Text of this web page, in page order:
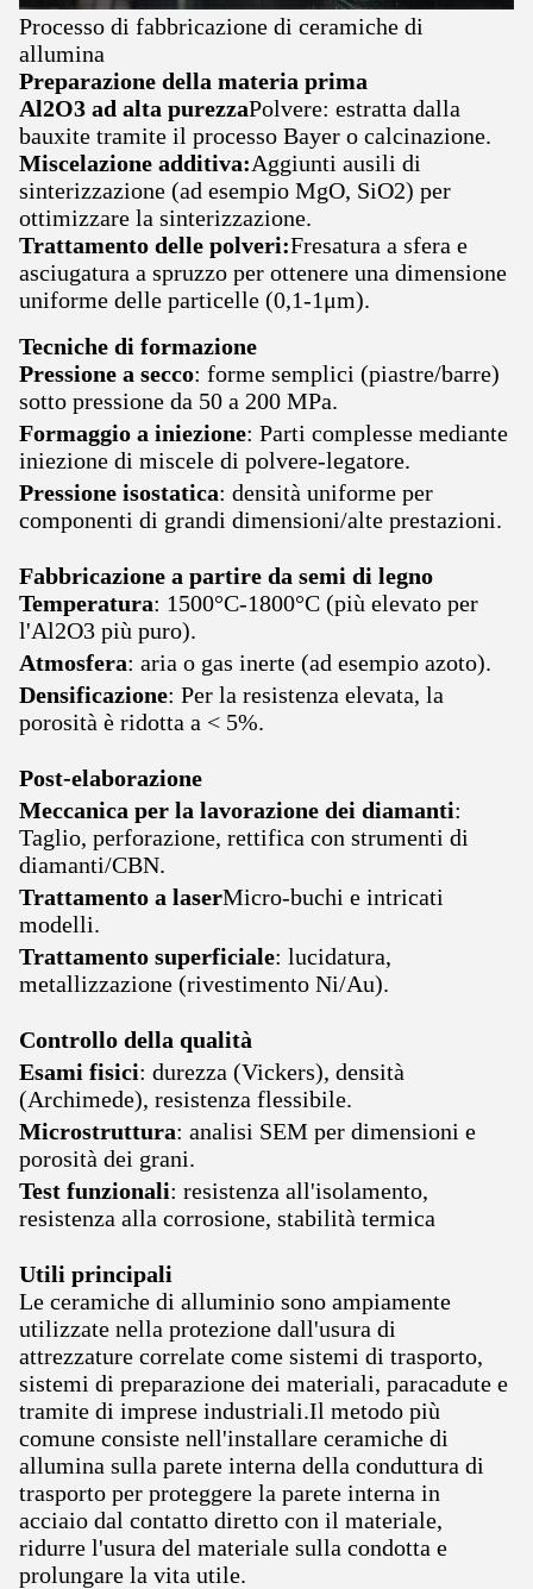
Processo di fabbricazione di ceramiche di
allumina
Preparazione della materia prima
Al2O3 ad alta purezzaPolvere: estratta dalla
bauxite tramite il processo Bayer o calcinazione.
Miscelazione additiva:Aggiunti ausili di
sinterizzazione (ad esempio MgO, SiO2) per
ottimizzare la sinterizzazione.
Trattamento delle polveri:Fresatura a sfera e
asciugatura a spruzzo per ottenere una dimensione
uniforme delle particelle (0,1-1μm).
Tecniche di formazione
Pressione a secco: forme semplici (piastre/barre)
sotto pressione da 50 a 200 MPa.
Formaggio a iniezione: Parti complesse mediante
iniezione di miscele di polvere-legatore.
Pressione isostatica: densità uniforme per
componenti di grandi dimensioni/alte prestazioni.
Fabbricazione a partire da semi di legno
Temperatura: 1500°C-1800°C (più elevato per
l'Al2O3 più puro).
Atmosfera: aria o gas inerte (ad esempio azoto).
Densificazione: Per la resistenza elevata, la
porosità è ridotta a < 5%.
Post-elaborazione
Meccanica per la lavorazione dei diamanti:
Taglio, perforazione, rettifica con strumenti di
diamanti/CBN.
Trattamento a laserMicro-buchi e intricati
modelli.
Trattamento superficiale: lucidatura,
metallizzazione (rivestimento Ni/Au).
Controllo della qualità
Esami fisici: durezza (Vickers), densità
(Archimede), resistenza flessibile.
Microstruttura: analisi SEM per dimensioni e
porosità dei grani.
Test funzionali: resistenza all'isolamento,
resistenza alla corrosione, stabilità termica
Utili principali
Le ceramiche di alluminio sono ampiamente
utilizzate nella protezione dall'usura di
attrezzature correlate come sistemi di trasporto,
sistemi di preparazione dei materiali, paracadute e
tramite di imprese industriali.Il metodo più
comune consiste nell'installare ceramiche di
allumina sulla parete interna della conduttura di
trasporto per proteggere la parete interna in
acciaio dal contatto diretto con il materiale,
ridurre l'usura del materiale sulla condotta e
prolungare la vita utile.